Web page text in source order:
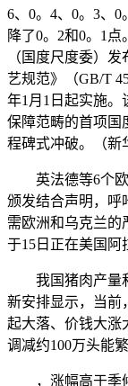
6、0。4、0。3、
降了0。2和0。1
（国度尺度委）
艺规范》（GB/T
年1月1日起实施。
保障范畴的首项国
程碑式冲破。（新
英法德等6个欧
颁发结合声明，呼
需欧洲和乌克兰的
于15日正在美国阿
我国猪肉产量和
新安排显示，当前
起大落、价钱大涨
调减约100万头能
，涨幅高于季候